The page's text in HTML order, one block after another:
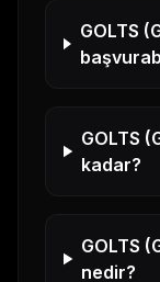
GOLTS (
GOLTS (
kadar?
GOLTS (
nedir?